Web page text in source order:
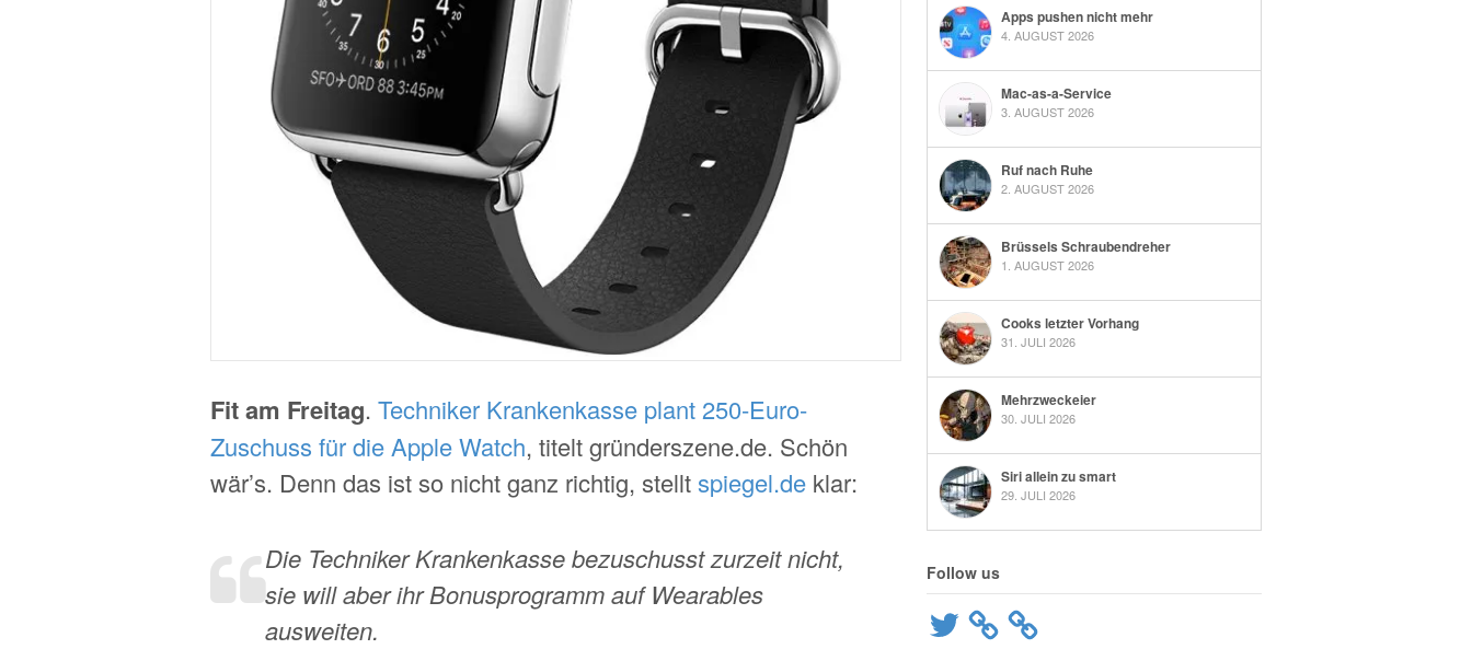
Fit am Freitag. Techniker Krankenkasse plant 250-Euro-
Zuschuss für die Apple Watch, titelt gründerszene.de. Schön
wär’s. Denn das ist so nicht ganz richtig, stelltspiegel.de klar:
Die Techniker Krankenkasse bezuschusst zurzeit nicht,
sie will aber ihr Bonusprogramm auf Wearables
ausweiten.
Apps pushen nicht mehr
4. AUGUST 2026
Mac-as-a-Service
3. AUGUST 2026
Ruf nach Ruhe
2. AUGUST 2026
Brüssels Schraubendreher
1. AUGUST 2026
Cooks letzter Vorhang
31. JULI 2026
Mehrzweckeier
30. JULI 2026
Siri allein zu smart
29. JULI 2026
Follow us
Twitter